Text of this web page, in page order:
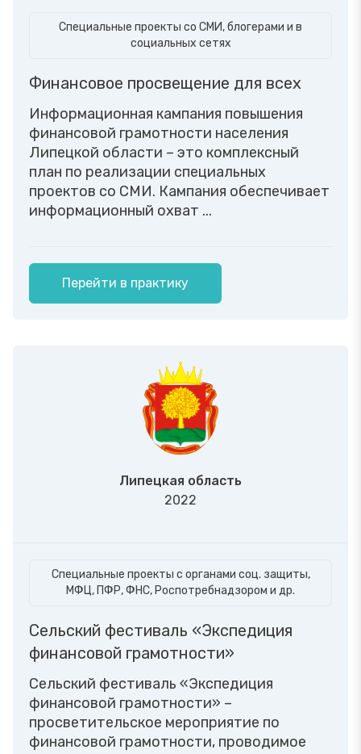
Специальные проекты со СМИ, блогерами и в
социальных сетях
Финансовое просвещение для всех
Информационная кампания повышения
финансовой грамотности населения
Липецкой области – это комплексный
план по реализации специальных
проектов со СМИ. Кампания обеспечивает
информационный охват ...
Перейти в практику
Липецкая область
2022
Специальные проекты с органами соц. защиты,
МФЦ, ПФР, ФНС, Роспотребнадзором и др.
Сельский фестиваль «Экспедиция
финансовой грамотности»
Сельский фестиваль «Экспедиция
финансовой грамотности» –
просветительское мероприятие по
финансовой грамотности, проводимое